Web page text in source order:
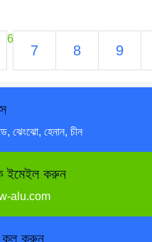
6
7 8 9
ঝেংঝো, হেনান, চীন
ইমেইল করুন
alu.com
কল করুন